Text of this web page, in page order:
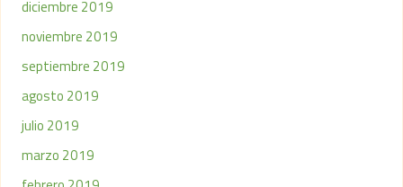
diciembre 2019
noviembre 2019
septiembre 2019
agosto 2019
julio 2019
marzo 2019